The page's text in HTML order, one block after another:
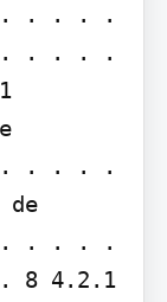
. . . . .
. . . .
. . . . .
. . . . .
4.2.1